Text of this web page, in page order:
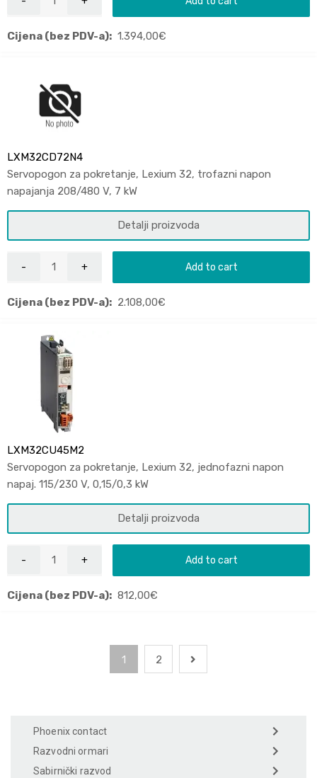
Cijena (bez PDV-a): 1.394,00€
LXM32CD72N4
Servopogon za pokretanje, Lexium 32, trofazni napon
napajanja 208/480 V, 7 kW
Detalji proizvoda
Add to cart
Cijena (bez PDV-a): 2.108,00€
LXM32CU45M2
Servopogon za pokretanje, Lexium 32, jednofazni napon
napaj. 115/230 V, 0,15/0,3 kW
Detalji proizvoda
Add to cart
Cijena (bez PDV-a): 812,00€
1 2
Phoenix contact
Razvodni ormari
Sabirnički razvod